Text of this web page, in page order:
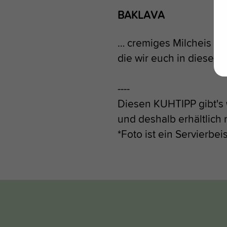
BAKLAVA
… cremiges Milcheis
die wir euch in diesem
----
Diesen KUHTIPP
und deshalb erhältlich
*Foto ist ein